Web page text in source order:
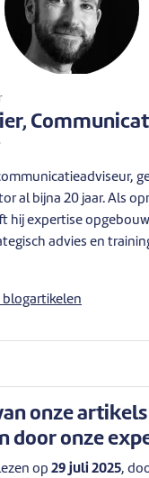
al bijna 20 jaar. Als
hij expertise
advies en
onze
door onze
op 29 juli 2025,